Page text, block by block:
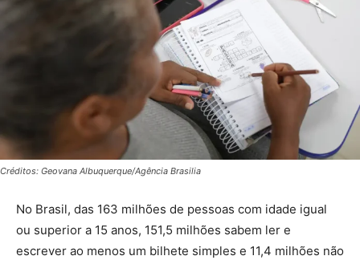
Créditos: Geovana Albuquerque/Agência Brasilia
No Brasil, das 163 milhões de pessoas com idade igual
ou superior a 15 anos, 151,5 milhões sabem ler e
escrever ao menos um bilhete simples e 11,4 milhões não